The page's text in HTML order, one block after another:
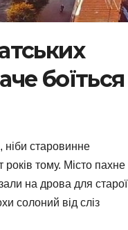
боїться
ніби старовинне
тому. Місто пахне
на дрова для старої
солоний від сліз